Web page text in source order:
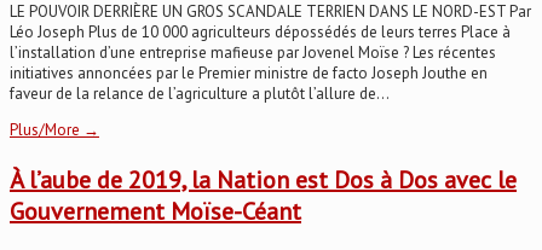
LE POUVOIR DERRIÈRE UN GROS SCANDALE TERRIEN DANS LE NORD-EST Par
Léo Joseph Plus de 10 000 agriculteurs dépossédés de leurs terres Place à
l’installation d’une entreprise mafieuse par Jovenel Moïse ? Les récentes
initiatives annoncées par le Premier ministre de facto Joseph Jouthe en
faveur de la relance de l’agriculture a plutôt l’allure de...
Plus/More →
À l’aube de 2019, la Nation est Dos à Dos avec le
Gouvernement Moïse-Céant